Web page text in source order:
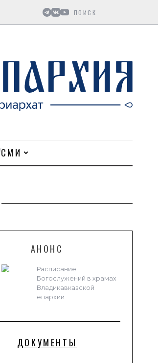
СМИ
АНОНС
Расписание
Богослужений в храмах
Владикавказской
епархии
ДОКУМЕНТЫ